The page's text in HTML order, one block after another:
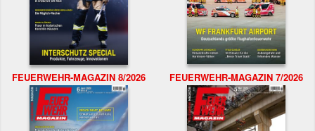
FEUERWEHR-MAGAZIN 8/2026 FEUERWEHR-MAGAZIN 7/2026